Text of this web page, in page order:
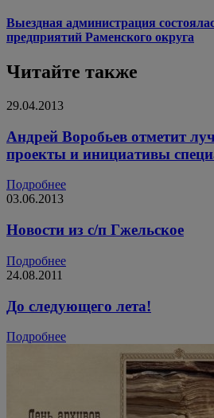
Выездная администрация
предприятий Раменского округа
Читайте также
29.04.2013
Андрей Воробьев отметит
проекты и инициативы
Подробнее
03.06.2013
Новости из с/п Гжельское
Подробнее
24.08.2011
До следующего лета!
Подробнее